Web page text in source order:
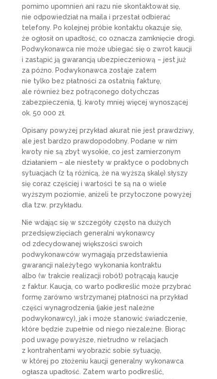
pomimo upomnień ani razu nie skontaktował się,
nie odpowiedział na maila i przestał odbierać
telefony. Po kolejnej próbie kontaktu okazuje się,
że ogłosił on upadłość, co oznacza zamknięcie drogi.
Podwykonawca nie może ubiegać się o zwrot kaucji
i zastąpić ją gwarancją ubezpieczeniową – jest już
za późno. Podwykonawca zostaje zatem
nie tylko bez płatności za ostatnią fakturę,
ale również bez potrąconego dotychczas
zabezpieczenia, tj. kwoty mniej więcej wynoszącej
ok. 50 000 zł.
Opisany powyżej przykład akurat nie jest prawdziwy,
ale jest bardzo prawdopodobny. Podane w nim
kwoty nie są zbyt wysokie, co jest zamierzonym
działaniem – ale niestety w praktyce o podobnych
sytuacjach (z tą różnicą, że na wyższą skalę) słyszy
się coraz częściej i wartości te są na o wiele
wyższym poziomie, aniżeli te przytoczone powyżej
dla tzw. przykładu.
Nie wdając się w szczegóły często na dużych
przedsięwzięciach generalni wykonawcy
od zdecydowanej większości swoich
podwykonawców wymagają przedstawienia
gwarancji należytego wykonania kontraktu
albo (w trakcie realizacji robót) potrącają kaucje
z faktur. Kaucja, co warto podkreślić może przybrać
formę zarówno wstrzymanej płatności na przykład
części wynagrodzenia (jakie jest należne
podwykonawcy), jak i może stanowić świadczenie,
które będzie zupełnie od niego niezależne. Biorąc
pod uwagę powyższe, nietrudno w relacjach
z kontrahentami wyobrazić sobie sytuację,
w której po złożeniu kaucji generalny wykonawca
ogłasza upadłość. Zatem warto podkreślić,